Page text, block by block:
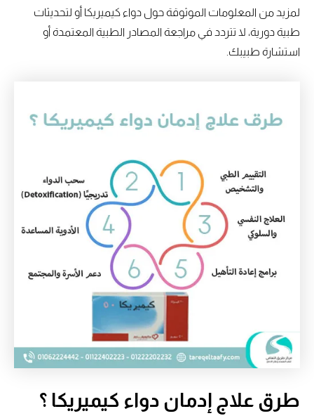
لمزيد من المعلومات الموثوقة حول دواء كيميريكا أو لتحديثات
طبية دورية، لا تتردد في مراجعة المصادر الطبية المعتمدة أو
استشارة طبيبك.
طرق علاج إدمان دواء كيميريكا ؟